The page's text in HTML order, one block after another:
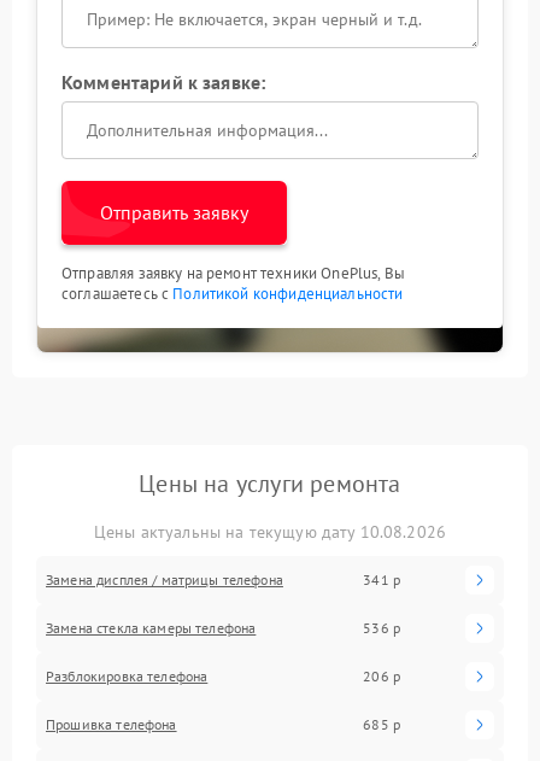
Комментарий к заявке:
Отправить заявку
Отправляя заявку на ремонт техники OnePlus, Вы
соглашаетесь с Политикой конфиденциальности
Цены на услуги ремонта
Цены актуальны на текущую дату 10.08.2026
Замена дисплея / матрицы телефона 341 р
Замена стекла камеры телефона 536 р
Разблокировка телефона 206 р
Прошивка телефона 685 р